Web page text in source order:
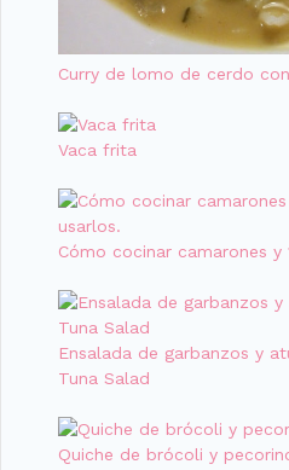
Curry de lomo de cerdo
Vaca frita
Cómo cocinar camarones y
Ensalada de garbanzos y
Tuna Salad
Quiche de brócoli y